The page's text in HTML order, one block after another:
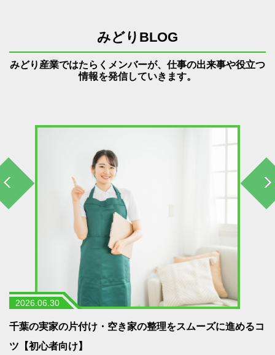
みどりBLOG
みどり産業ではたらくメンバーが、仕事の出来事や役立つ
情報を発信していきます。
2026.06.30
千葉の実家の片付け・空き家の整理をスムーズに進めるコ
ツ【初心者向け】